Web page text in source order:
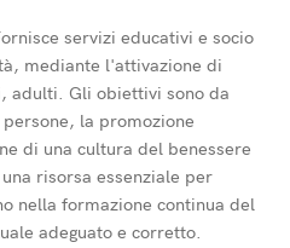
servizi educativi e socio
mediante l'attivazione di
adulti. Gli obiettivi sono da
la promozione
di una cultura del benessere
risorsa essenziale per
nella formazione continua del
adeguato e corretto.